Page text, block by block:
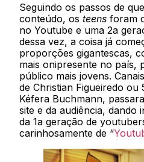
Seguindo os passos de
conteúdo, osteens foram
no Youtube e uma 2a
dessa vez, a coisa já
proporções gigantescas,
mais onipresente no país,
público mais jovens.
de Christian Figueiredo ou
Kéfera Buchmann,
site e da audiência, dando
da 1a geração de
carinhosamente de “